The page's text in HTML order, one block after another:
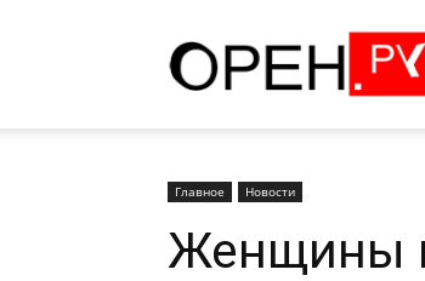
Главное Новости
Женщины